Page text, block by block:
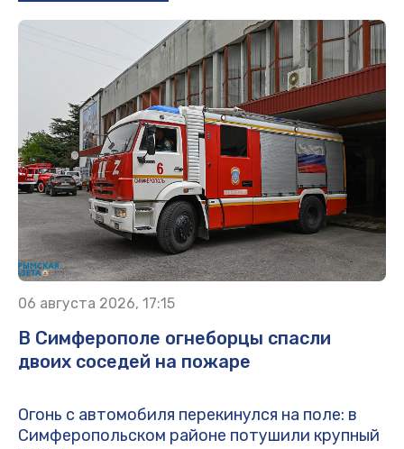
06 августа 2026, 17:15
В Симферополе огнеборцы спасли
двоих соседей на пожаре
Огонь с автомобиля перекинулся на поле: в
Симферопольском районе потушили крупный